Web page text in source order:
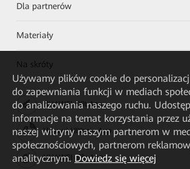
Dla partnerów
Materiały
Na skróty
HUAWEI eKit App
Huawei HiKnow App
HUAWEI eFly App
Używamy plików cookie do
do zapewniania funkcji w mediach
do analizowania naszego ruchu.
informacje na temat korzystania przez
naszej witryny naszym partnerom w
społecznościowych, partnerom
analitycznym. Dowiedz się więcej